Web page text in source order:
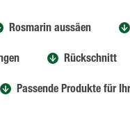
Rosmarin aussäen
Rückschnitt
Passende Produkte für